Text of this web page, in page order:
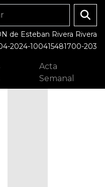
de Esteban Rivera Rivera
2024-100415481700-203
Acta
Semanal